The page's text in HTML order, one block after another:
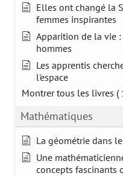
Elles ont changé la
femmes inspirantes
Apparition de la vie
hommes
Les apprentis
l'espace
Montrer tous les livres (
Mathématiques
La géométrie dans
Une
concepts fascinants